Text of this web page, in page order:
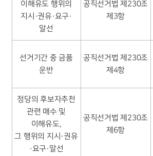
이해유도 행위의
지시·권유·요구·
알선
공직선거법 제230조
제3항
선거기간 중 금품
운반
공직선거법 제230조
제4항
정당의 후보자추천
관련 매수 및
이해유도,
그 행위의 지시·권유
·요구·알선
공직선거법 제230조
제6항